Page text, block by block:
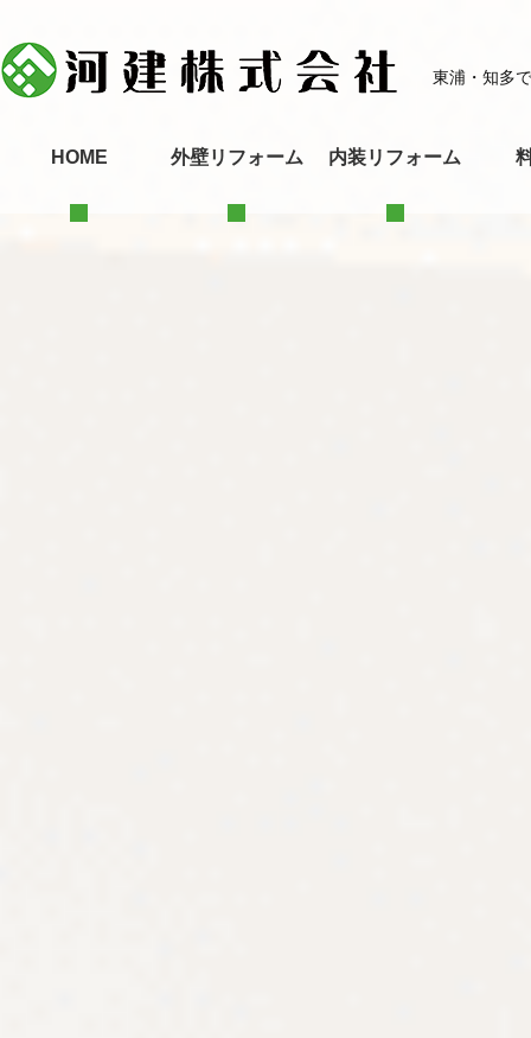
東浦・知多
HOME 外壁リフォーム 内装リフォーム